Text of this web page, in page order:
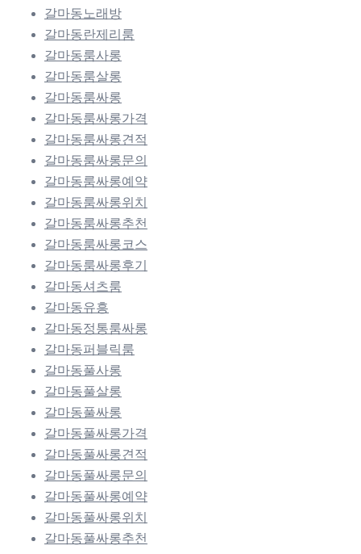
갈마동노래방
갈마동란제리룸
갈마동룸사롱
갈마동룸살롱
갈마동룸싸롱
갈마동룸싸롱가격
갈마동룸싸롱견적
갈마동룸싸롱문의
갈마동룸싸롱예약
갈마동룸싸롱위치
갈마동룸싸롱추천
갈마동룸싸롱코스
갈마동룸싸롱후기
갈마동셔츠룸
갈마동유흥
갈마동정통룸싸롱
갈마동퍼블릭룸
갈마동풀사롱
갈마동풀살롱
갈마동풀싸롱
갈마동풀싸롱가격
갈마동풀싸롱견적
갈마동풀싸롱문의
갈마동풀싸롱예약
갈마동풀싸롱위치
갈마동풀싸롱추천